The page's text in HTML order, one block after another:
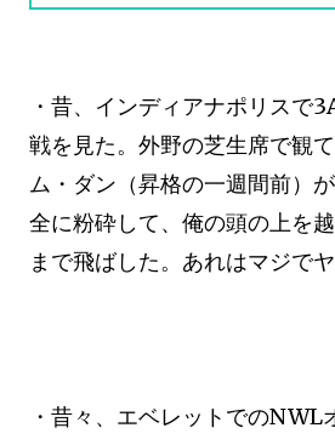
・昔、インディアナポリスで
戦を見た。外野の芝生席で観
ム・ダン（昇格の一週間前）
全に粉砕して、俺の頭の上を
まで飛ばした。あれはマジでヤ
・昔々、エベレットでのNWL